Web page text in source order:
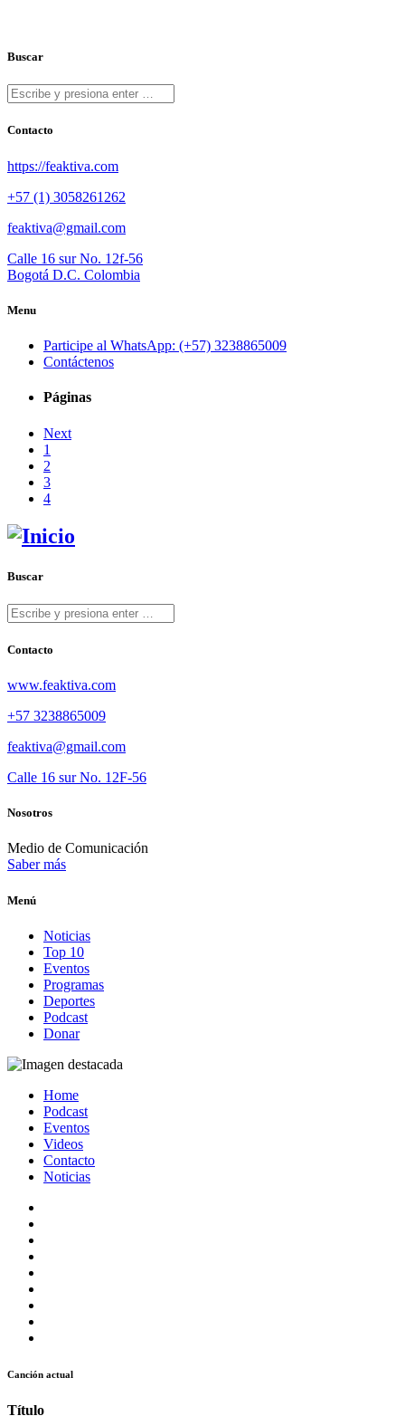
Buscar
Contacto
https://feaktiva.com
+57 (1) 3058261262
feaktiva@gmail.com
Calle 16 sur No. 12f-56
Bogotá D.C. Colombia
Menu
Participe al WhatsApp: (+57) 3238865009
Contáctenos
Páginas
Next
1
2
3
4
Buscar
Contacto
www.feaktiva.com
+57 3238865009
feaktiva@gmail.com
Calle 16 sur No. 12F-56
Nosotros
Medio de Comunicación
Saber más
Menú
Noticias
Top 10
Eventos
Programas
Deportes
Podcast
Donar
Home
Podcast
Eventos
Videos
Contacto
Noticias
Canción actual
Título